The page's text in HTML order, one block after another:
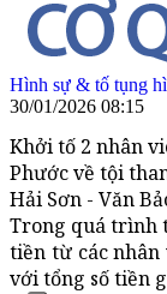
Hình sự & tố tụng
30/01/2026 08:15
Khởi tố 2 nhân
Phước về tội
Hải Sơn - Văn
Trong quá trình
tiền từ các nhân
với tổng số tiền